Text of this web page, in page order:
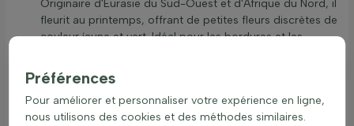
Originaire d'Eurasie du Sud-Ouest et d'Afrique du Nord, il
fleurit au printemps, offrant de petites fleurs discrètes de
couleur jaune et vert. Idéal pour les bordures et les
choix classique pour les jardiniers cherchant à créer un
paysage formel et structuré.
LeBuxus sempervirens 'Pyramide', également connu
sous le nom de buis toujours vert ou buis commun, se
Préférences
Pour améliorer et personnaliser votre expérience en ligne,
nous utilisons des cookies et des méthodes similaires.